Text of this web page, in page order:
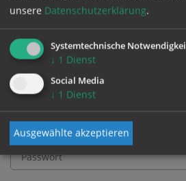
Bitte melden Sie sich mit
und Passwort an.
Benutzername
Passwort
unsere Datenschutzerklärung.
Systemtechnische
↓ 1 Dienst
Social Media
↓ 1 Dienst
Ausgewählte akzeptieren